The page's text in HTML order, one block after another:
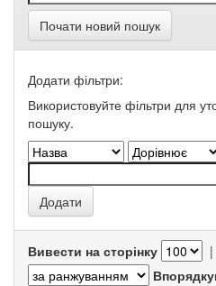
Почати новий пошук
Додати фільтри:
Використовуйте фільтри для
пошуку.
Вивести на сторінку |